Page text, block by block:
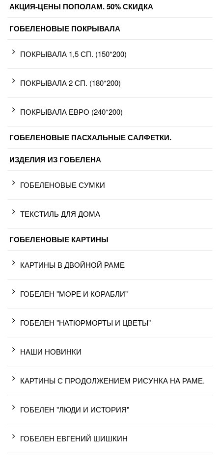
АКЦИЯ-ЦЕНЫ ПОПОЛАМ. 50% СКИДКА
ГОБЕЛЕНОВЫЕ ПОКРЫВАЛА
ПОКРЫВАЛА 1,5 СП. (150*200)
ПОКРЫВАЛА 2 СП. (180*200)
ПОКРЫВАЛА ЕВРО (240*200)
ГОБЕЛЕНОВЫЕ ПАСХАЛЬНЫЕ САЛФЕТКИ.
ИЗДЕЛИЯ ИЗ ГОБЕЛЕНА
ГОБЕЛЕНОВЫЕ СУМКИ
ТЕКСТИЛЬ ДЛЯ ДОМА
ГОБЕЛЕНОВЫЕ КАРТИНЫ
КАРТИНЫ В ДВОЙНОЙ РАМЕ
ГОБЕЛЕН "МОРЕ И КОРАБЛИ"
ГОБЕЛЕН "НАТЮРМОРТЫ И ЦВЕТЫ"
НАШИ НОВИНКИ
КАРТИНЫ С ПРОДОЛЖЕНИЕМ РИСУНКА НА РАМЕ.
ГОБЕЛЕН "ЛЮДИ И ИСТОРИЯ"
ГОБЕЛЕН ЕВГЕНИЙ ШИШКИН